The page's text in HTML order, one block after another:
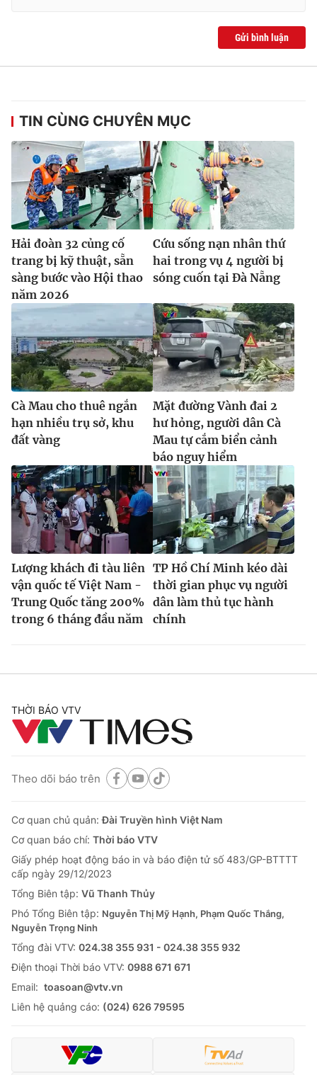
Gửi bình luận
TIN CÙNG CHUYÊN MỤC
Hải đoàn 32 củng cố
trang bị kỹ thuật, sẵn
sàng bước vào Hội thao
năm 2026
Cứu sống nạn nhân thứ
hai trong vụ 4 người bị
sóng cuốn tại Đà Nẵng
Cà Mau cho thuê ngắn
hạn nhiều trụ sở, khu
đất vàng
Mặt đường Vành đai 2
hư hỏng, người dân Cà
Mau tự cắm biển cảnh
báo nguy hiểm
Lượng khách đi tàu liên
vận quốc tế Việt Nam -
Trung Quốc tăng 200%
trong 6 tháng đầu năm
TP Hồ Chí Minh kéo dài
thời gian phục vụ người
dân làm thủ tục hành
chính
THỜI BÁO VTV
Theo dõi báo trên
Cơ quan chủ quản:Đài Truyền hình Việt Nam
Cơ quan báo chí: Thời báo VTV
Giấy phép hoạt động báo in và báo điện tử số 483/GP-BTTTT
cấp ngày 29/12/2023
Tổng Biên tập: Vũ Thanh Thủy
Phó Tổng Biên tập: Nguyễn Thị Mỹ Hạnh, Phạm Quốc Thắng,
Nguyễn Trọng Ninh
Tổng đài VTV: 024.38 355 931 - 024.38 355 932
Ðiện thoại Thời báo VTV: 0988 671 671
Email: toasoan@vtv.vn
Liên hệ quảng cáo: (024) 626 79595